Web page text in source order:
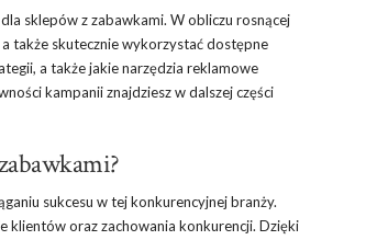
sklepów z zabawkami. W obliczu rosnącej
także skutecznie wykorzystać dostępne
a także jakie narzędzia reklamowe
kampanii znajdziesz w dalszej części
sukcesu w tej konkurencyjnej branży.
klientów oraz zachowania konkurencji. Dzięki